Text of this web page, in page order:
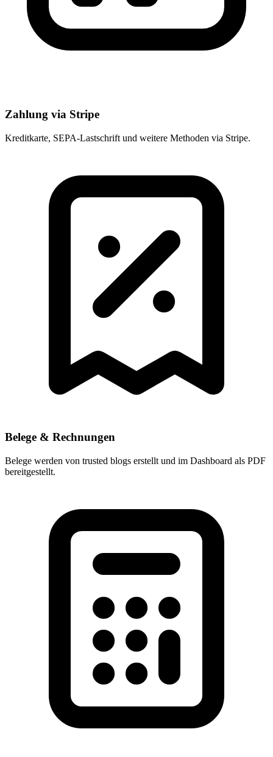
Zahlung via Stripe
Kreditkarte, SEPA-Lastschrift und weitere Methoden via Stripe.
Belege & Rechnungen
Belege werden von trusted blogs erstellt und im Dashboard als PDF
bereitgestellt.